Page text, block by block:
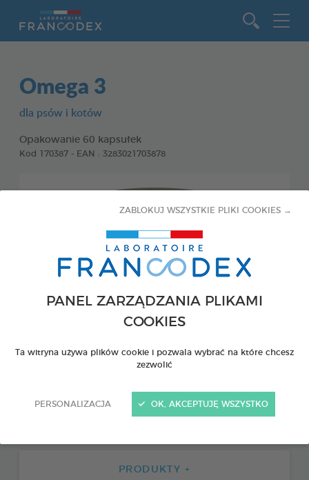
PANEL ZARZĄDZANIA PLIKAMI
COOKIES
Ta witryna używa plików cookie i pozwala wybrać na które chcesz
zezwolić
PERSONALIZACJA
ZABLOKUJ WSZYSTKIE PLIKI COOKIES →
OK, AKCEPTUJĘ WSZYSTKO
Omega 3
dla psów i kotów
Opakowanie 60 kapsułek
Kod 170387 - EAN : 3283021703878
PRODUKTY +